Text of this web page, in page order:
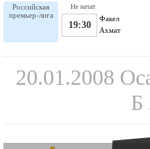
Российская
премьер-лига
Факел
19:30 Ахмат
Не начат
20.01.2008
Б